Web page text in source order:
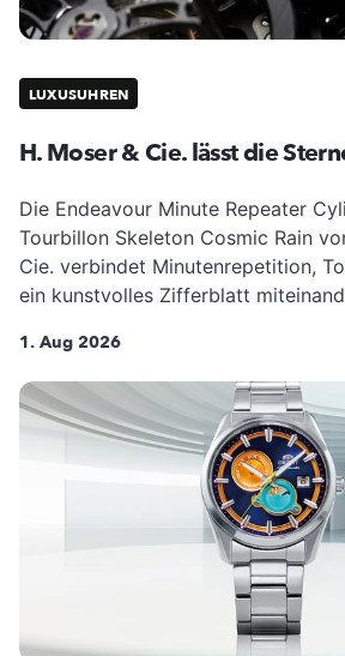
LUXUSUHREN
H. Moser & Cie. lässt die
Die Endeavour Minute Repeater
Tourbillon Skeleton Cosmic Rain
Cie. verbindet Minutenrepetition,
ein kunstvolles Zifferblatt
1. Aug 2026